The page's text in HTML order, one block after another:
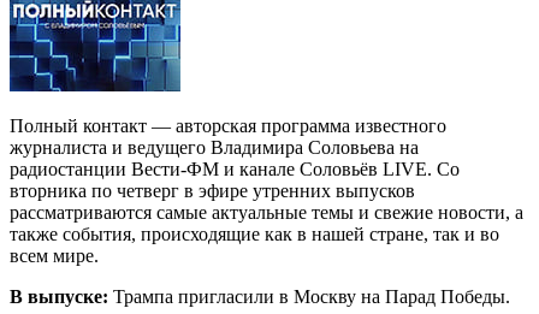
Полный контакт — авторская программа известного
журналиста и ведущего Владимира Соловьева на
радиостанции Вести-ФМ и канале Соловьёв LIVE. Со
вторника по четверг в эфире утренних выпусков
рассматриваются самые актуальные темы и свежие новости, а
также события, происходящие как в нашей стране, так и во
всем мире.
В выпуске: Трампа пригласили в Москву на Парад Победы.